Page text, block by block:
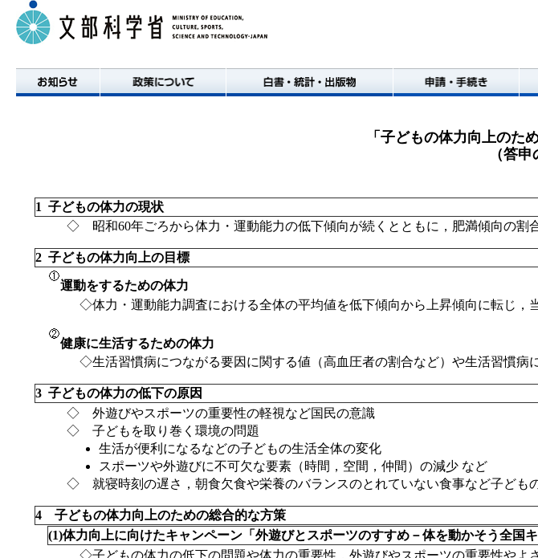
お知らせ 政策について
「子どもの体力向上のた
（答申
1 子どもの体力の現状
◇ 昭和60年ごろから体力・運動能力の低下傾向が続くとともに，肥満傾向の割
2 子どもの体力向上の目標
運動をするための体力
◇体力・運動能力調査における全体の平均値を低下傾向から上昇傾向に転じ，
健康に生活するための体力
◇生活習慣病につながる要因に関する値（高血圧者の割合など）や生活習慣病
3 子どもの体力の低下の原因
◇ 外遊びやスポーツの重要性の軽視など国民の意識
◇ 子どもを取り巻く環境の問題
生活が便利になるなどの子どもの生活全体の変化
スポーツや外遊びに不可欠な要素（時間，空間，仲間）の減少 など
◇ 就寝時刻の遅さ，朝食欠食や栄養のバランスのとれていない食事など子ども
4 子どもの体力向上のための総合的な方策
(1)体力向上に向けたキャンペーン「外遊びとスポーツのすすめ－体を動かそう全国
◇子どもの体力の低下の問題や体力の重要性，外遊びやスポーツの重要性やよ